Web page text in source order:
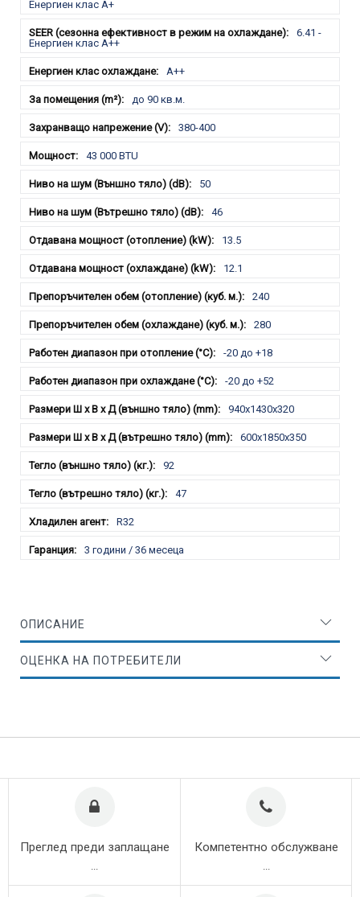
Енергиен клас А+
6.41 -
Енергиен клас А++
A++
до 90 кв.м.
380-400
43 000 BTU
50
46
13.5
12.1
240
280
-20 до +18
-20 до +52
940x1430x320
600x1850x350
92
47
R32
3 години / 36 месеца
ОПИСАНИЕ
ОЦЕНКА НА ПОТРЕБИТЕЛИ
Преглед преди заплащане
...
Компетентно обслужване
...